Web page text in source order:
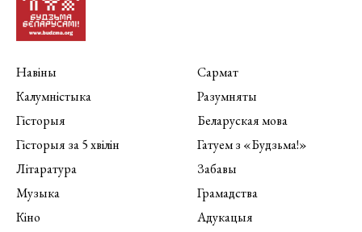
Навіны
Калумністыка
Гісторыя
Гісторыя за 5 хвілін
Літаратура
Музыка
Кіно
Сармат
Разумняты
Беларуская мова
Гатуем з «Будзьма!»
Забавы
Грамадства
Адукацыя